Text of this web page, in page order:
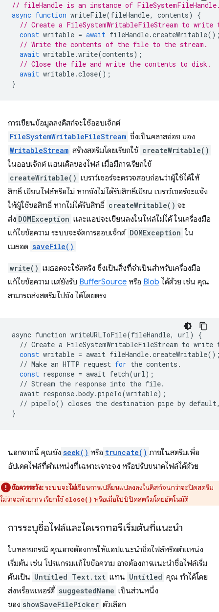
// fileHandle is an instance of
async function writeFile(fileHandle, contents)
{
// Create a FileSystemWritableFileStream to write
const writable = await fileHandle.createWritable
// Write the contents of the file to the stream.
await writable.write(contents);
// Close the file and write the contents to disk.
await writable.close();
}
การเขียนข้อมูลลงดิสก์จะใช้ออบเจ็กต์
FileSystemWritableFileStream ซึ่งเป็นคลาสย่อย ของ
WritableStream สร้างสตรีมโดยเรียกใช้ createWritable()
ในออบเจ็กต์ แฮนเดิลของไฟล์ เมื่อมีการเรียกใช้
createWritable() เบราว์เซอร์จะตรวจสอบก่อนว่าผู้ใช้ได้ให้
สิทธิ์ เขียนไฟล์หรือไม่ หากยังไม่ได้รับสิทธิ์เขียน เบราว์เซอร์จะแจ้ง
ให้ผู้ใช้ขอสิทธิ์ หากไม่ได้รับสิทธิ์ createWritable() จะ
ส่ง DOMException และแอปจะเขียนลงในไฟล์ไม่ได้ ในเครื่องมือ
แก้ไขข้อความ ระบบจะจัดการออบเจ็กต์ DOMException ใน
เมธอด saveFile()
write() เมธอดจะใช้สตริง ซึ่งเป็นสิ่งที่จำเป็นสำหรับเครื่องมือ
แก้ไขข้อความ แต่ยังรับ BufferSource หรือ Blob ได้ด้วย เช่น คุณ
สามารถส่งสตรีมไปยัง ได้โดยตรง
async function writeURLToFile(fileHandle, url)
{
// Create a FileSystemWritableFileStream to write
const writable = await fileHandle.createWritable
// Make an HTTP request for the contents .
const response = await fetch(url);
// Stream the response into the file.
await response.body.pipeTo(writable);
// pipeTo() closes the destination pipe by default
}
นอกจากนี้ คุณยัง seek() หรือ truncate() ภายในสตรีมเพื่อ
อัปเดตไฟล์ที่ตำแหน่งที่เฉพาะเจาะจง หรือปรับขนาดไฟล์ได้ด้วย
ข้อควรระวัง:ระบบจะไม่เขียนการเปลี่ยนแปลงลงในดิสก์จนกว่าจะปิดสตรีม
ไม่ว่าจะด้วยการ เรียกใช้close() หรือเมื่อไปป์ปิดสตรีมโดยอัตโนมัติ
การระบุชื่อไฟล์และไดเรกทอรีเริ่มต้นที่แนะนำ
ในหลายกรณี คุณอาจต้องการให้แอปแนะนำชื่อไฟล์หรือตำแหน่ง
เริ่มต้น เช่น โปรแกรมแก้ไขข้อความ อาจต้องการแนะนำชื่อไฟล์เริ่ม
ต้นเป็น Untitled Text.txt แทน Untitled คุณ ทำได้โดย
ส่งพร็อพเพอร์ตี้ suggestedName เป็นส่วนหนึ่ง
ของ showSaveFilePicker ตัวเลือก